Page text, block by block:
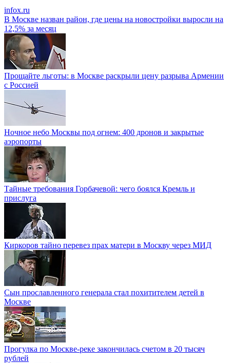
infox.ru
В Москве назван район, где цены на новостройки выросли на
12,5% за месяц
Прощайте льготы: в Москве раскрыли цену разрыва Армении
с Россией
Ночное небо Москвы под огнем: 400 дронов и закрытые
аэропорты
Тайные требования Горбачевой: чего боялся Кремль и
прислуга
Киркоров тайно перевез прах матери в Москву через МИД
Сын прославленного генерала стал похитителем детей в
Москве
Прогулка по Москве-реке закончилась счетом в 20 тысяч
рублей